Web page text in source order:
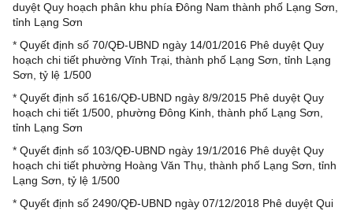
duyệt Quy hoạch phân khu phía Đông Nam thành phố Lạng Sơn,
tỉnh Lạng Sơn
* Quyết định số 70/QĐ-UBND ngày 14/01/2016 Phê duyệt Quy
hoạch chi tiết phường Vĩnh Trại, thành phố Lạng Sơn, tỉnh Lạng
Sơn, tỷ lệ 1/500
* Quyết định số 1616/QĐ-UBND ngày 8/9/2015 Phê duyệt Quy
hoạch chi tiết 1/500, phường Đông Kinh, thành phố Lạng Sơn,
tỉnh Lạng Sơn
* Quyết định số 103/QĐ-UBND ngày 19/1/2016 Phê duyệt Quy
hoạch chi tiết phường Hoàng Văn Thụ, thành phố Lạng Sơn, tỉnh
Lạng Sơn, tỷ lệ 1/500
* Quyết định số 2490/QĐ-UBND ngày 07/12/2018 Phê duyệt Qui